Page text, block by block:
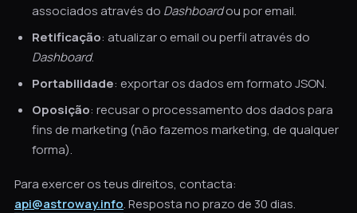
associados através do Dashboardou por email.
Retificação: atualizar o email ou perfil através do
Dashboard.
Portabilidade: exportar os dados em formato JSON.
Oposição: recusar o processamento dos dados para
fins de marketing (não fazemos marketing, de qualquer
forma).
Para exercer os teus direitos, contacta:
api@astroway.info. Resposta no prazo de 30 dias.